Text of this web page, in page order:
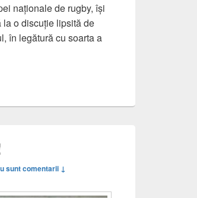
naționale de rugby, își
la o discuție lipsită de
în legătură cu soarta a
rugbyului protestează împotriva
sunt comentarii ↓